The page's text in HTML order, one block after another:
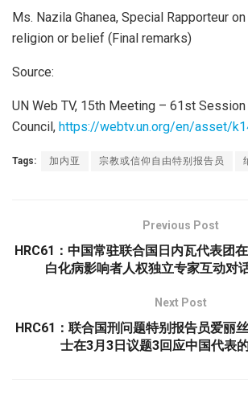
Ms. Nazila Ghanea, Special Rapporteur
religion or belief (Final remarks)
Source:
UN Web TV, 15th Meeting – 61st
Council, https://webtv.un.org/en/asset/
Tags: 加内亚 宗教或信仰自由特别报告员
Previous Post
HRC61：中国常驻联合国日内瓦代表团
白化病影响者人权独立专家互动对
Next Post
HRC61：联合国刑问题特别报告员爱丽
士在3月3日议题3回应中国代表